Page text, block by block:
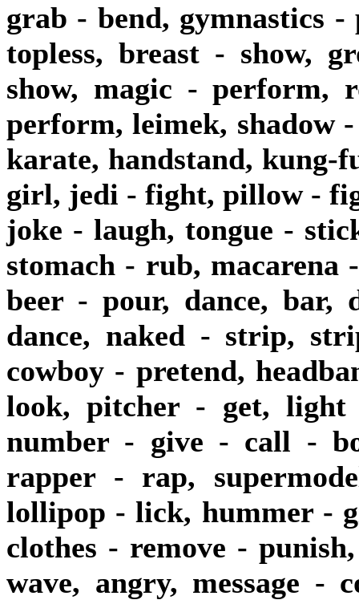
grab - bend, gymnastics -
topless, breast - show,
show, magic - perform,
perform, leimek, shadow
karate, handstand,
girl, jedi - fight, pillow -
joke - laugh, tongue -
stomach - rub, macarena
beer - pour, dance, bar,
dance, naked - strip,
cowboy - pretend,
look, pitcher - get, light
number - give - call -
rapper - rap,
lollipop - lick, hummer -
clothes - remove -
wave, angry, message -